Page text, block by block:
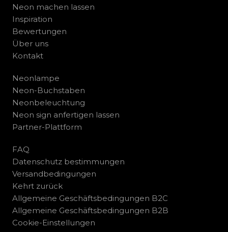
Neon machen lassen
Inspiration
Bewertungen
Über uns
Kontakt
Neonlampe
Neon-Buchstaben
Neonbeleuchtung
Neon sign anfertigen lassen
Partner-Plattform
FAQ
Datenschutz bestimmungen
Versandbedingungen
Kehrt zurück
Allgemeine Geschäftsbedingungen B2C
Allgemeine Geschäftsbedingungen B2B
Cookie-Einstellungen